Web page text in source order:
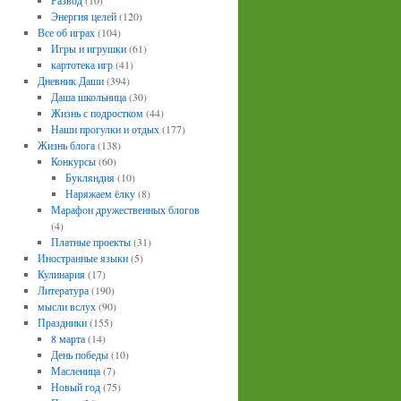
Энергия целей(120)
Все об играх(104)
Игры и игрушки(61)
картотека игр(41)
Дневник Даши(394)
Даша школьница(30)
Жизнь с подростком(44)
Наши прогулки и отдых(177)
Жизнь блога(138)
Конкурсы(60)
Букляндия(10)
Наряжаем ёлку(8)
Марафон дружественных блогов
(4)
Платные проекты(31)
Иностранные языки(5)
Кулинария(17)
Литература(190)
мысли вслух(90)
Праздники(155)
8 марта(14)
День победы(10)
Масленица(7)
Новый год(75)